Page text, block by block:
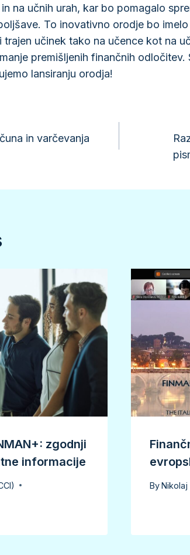
na učnih urah, kar bo pomagalo
To inovativno orodje bo
trajen učinek tako na učence kot na
premišljenih finančnih odločitev.
lansiranju orodja!
in varčevanja
zgodnji
informacije
ByNikolaj